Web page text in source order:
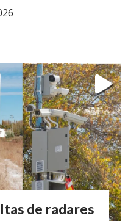
de radares